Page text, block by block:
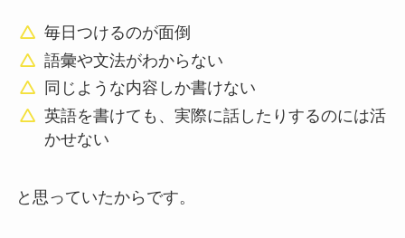
毎日つけるのが面倒
語彙や文法がわからない
同じような内容しか書けない
英語を書けても、実際に話したりするのには活
かせない
と思っていたからです。